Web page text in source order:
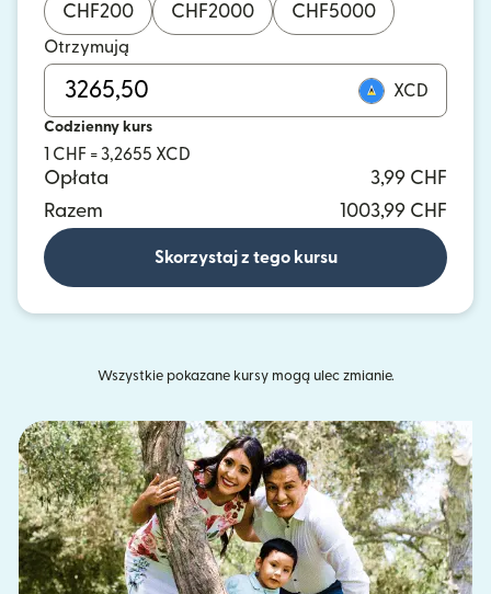
CHF200 CHF2000 CHF5000
Otrzymują
XCD
Codzienny kurs
1 CHF = 3,2655 XCD
Opłata
3,99 CHF
Razem
1003,99 CHF
Skorzystaj z tego kursu
Wszystkie pokazane kursy mogą ulec zmianie.